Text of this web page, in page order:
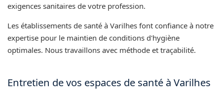
exigences sanitaires de votre profession.
Les établissements de santé à Varilhes font confiance à notre
expertise pour le maintien de conditions d'hygiène
optimales. Nous travaillons avec méthode et traçabilité.
Entretien de vos espaces de santé à Varilhes